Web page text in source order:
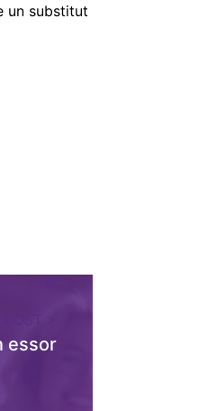
un substitut
essor